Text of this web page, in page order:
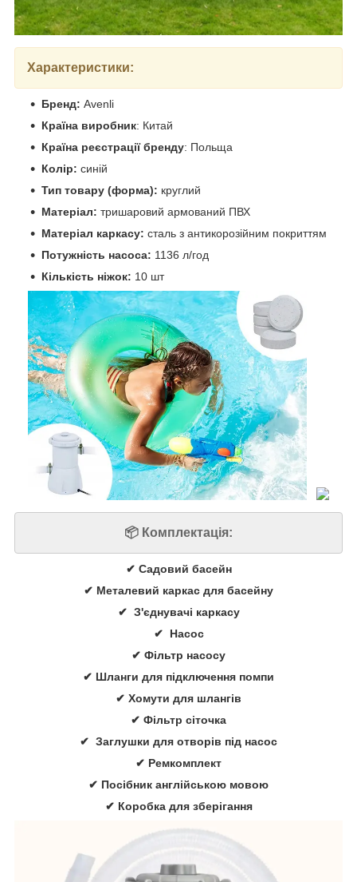
Характеристики:
Бренд: Avenli
Країна виробник: Китай
Країна реєстрації бренду: Польща
Колір: синій
Тип товару (форма): круглий
Матеріал: тришаровий армований ПВХ
Матеріал каркасу: сталь з антикорозійним покриттям
Потужність насоса: 1136 л/год
Кількість ніжок: 10 шт
📦 Комплектація:
✔ Садовий басейн
✔ Металевий каркас для басейну
✔ З'єднувачі каркасу
✔ Насос
✔ Фільтр насосу
✔ Шланги для підключення помпи
✔ Хомути для шлангів
✔ Фільтр сіточка
✔ Заглушки для отворів під насос
✔ Ремкомплект
✔ Посібник англійською мовою
✔ Коробка для зберігання